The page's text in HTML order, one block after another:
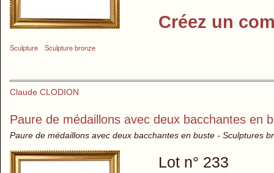
Sculpture Sculpture bronze
Créez un
Claude CLODION
Paure de médaillons avec deux bacchantes en
Paure de médaillons avec deux bacchantes en buste - Sculptures
Lot n° 233